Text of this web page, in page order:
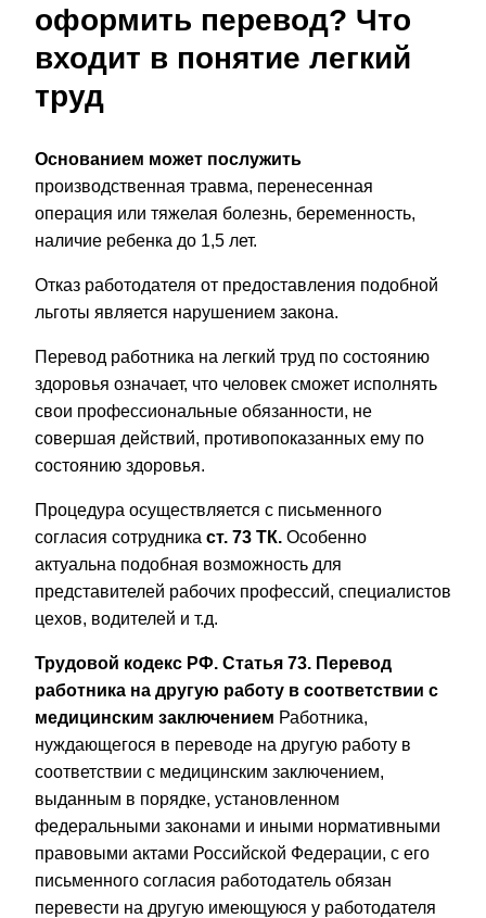
оформить перевод? Что
входит в понятие легкий
труд
Основанием может послужить
производственная травма, перенесенная
операция или тяжелая болезнь, беременность,
наличие ребенка до 1,5 лет.
Отказ работодателя от предоставления подобной
льготы является нарушением закона.
Перевод работника на легкий труд по состоянию
здоровья означает, что человек сможет исполнять
свои профессиональные обязанности, не
совершая действий, противопоказанных ему по
состоянию здоровья.
Процедура осуществляется с письменного
согласия сотрудника ст. 73 ТК. Особенно
актуальна подобная возможность для
представителей рабочих профессий, специалистов
цехов, водителей и т.д.
Трудовой кодекс РФ. Статья 73. Перевод
работника на другую работу в соответствии с
медицинским заключением Работника,
нуждающегося в переводе на другую работу в
соответствии с медицинским заключением,
выданным в порядке, установленном
федеральными законами и иными нормативными
правовыми актами Российской Федерации, с его
письменного согласия работодатель обязан
перевести на другую имеющуюся у работодателя